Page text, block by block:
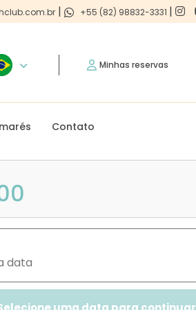
| +55 (82) 98832-3331 |
Minhas reservas
Contato
data